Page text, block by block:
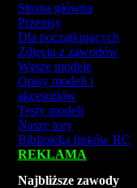
Strona główna
Przepisy
Dla początkujących
Zdjęcia z zawodów
Wasze modele
Opisy modeli i
akcesoriów
Testy modeli
Nasze tory
Biblioteka linków RC
REKLAMA
Najbliższe zawody